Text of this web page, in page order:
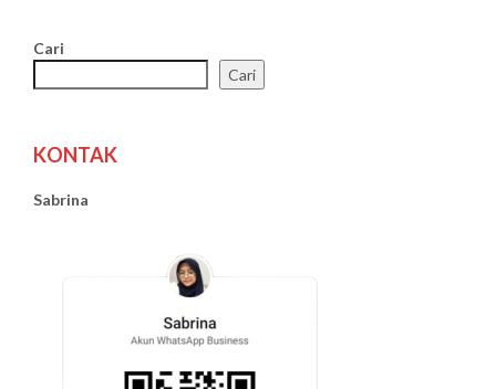
Cari
Cari
KONTAK
Sabrina